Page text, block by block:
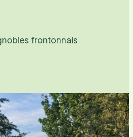
frontonnais